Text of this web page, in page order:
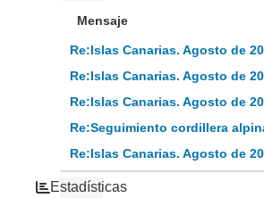
Mensaje
Re:Islas Canarias. Agosto de
Re:Islas Canarias. Agosto de
Re:Islas Canarias. Agosto de
Re:Seguimiento cordillera
Re:Islas Canarias. Agosto de
Estadísticas